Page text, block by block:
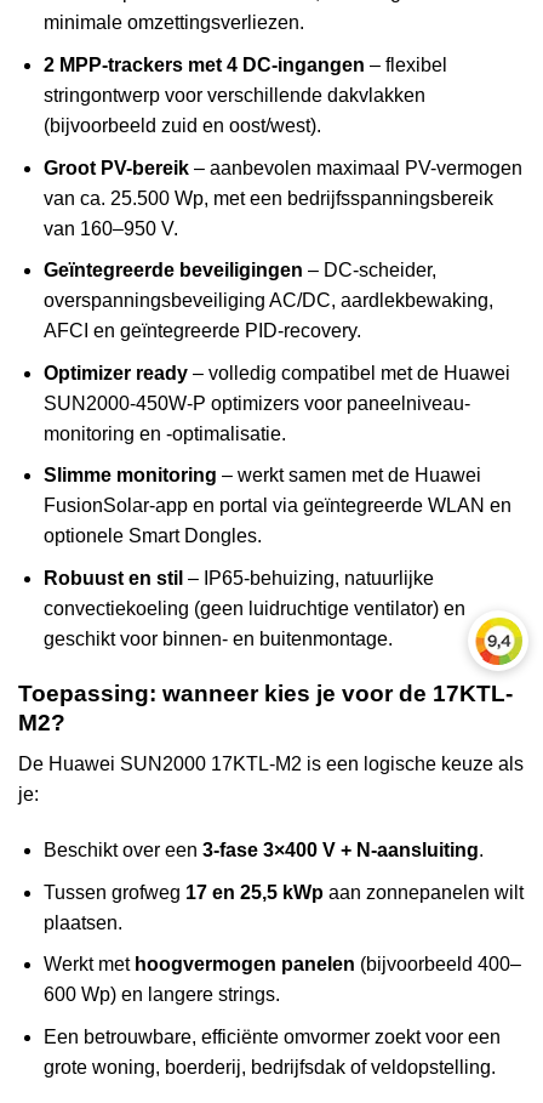
minimale omzettingsverliezen.
2 MPP-trackers met 4 DC-ingangen – flexibel
stringontwerp voor verschillende dakvlakken
(bijvoorbeeld zuid en oost/west).
Groot PV-bereik– aanbevolen maximaal PV-vermogen
van ca. 25.500 Wp, met een bedrijfsspanningsbereik
van 160–950 V.
Geïntegreerde beveiligingen – DC-scheider,
overspanningsbeveiliging AC/DC, aardlekbewaking,
AFCI en geïntegreerde PID-recovery.
Optimizer ready– volledig compatibel met de Huawei
SUN2000-450W-P optimizers voor paneelniveau-
monitoring en -optimalisatie.
Slimme monitoring – werkt samen met de Huawei
FusionSolar-app en portal via geïntegreerde WLAN en
optionele Smart Dongles.
Robuust en stil – IP65-behuizing, natuurlijke
convectiekoeling (geen luidruchtige ventilator) en
geschikt voor binnen- en buitenmontage.
Toepassing: wanneer kies je voor de 17KTL-
M2?
De Huawei SUN2000 17KTL-M2 is een logische keuze als
je:
Beschikt over een 3-fase 3×400 V + N-aansluiting.
Tussen grofweg 17 en 25,5 kWpaan zonnepanelen wilt
plaatsen.
Werkt met hoogvermogen panelen (bijvoorbeeld 400–
600 Wp) en langere strings.
Een betrouwbare, efficiënte omvormer zoekt voor een
grote woning, boerderij, bedrijfsdak of veldopstelling.